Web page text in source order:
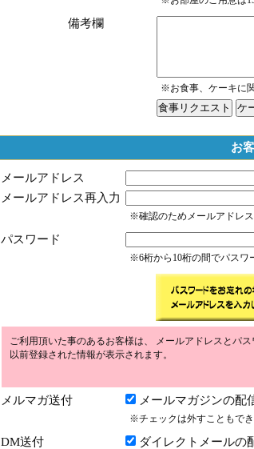
備考欄
※お食事、ケーキに
お
メールアドレス
メールアドレス再入力
※確認のためメールアドレス
パスワード
※6桁から10桁の間でパスワ
ご利用頂いた事のあるお客様は、 メールアドレスとパス
以前登録された情報が表示されます。
メルマガ送付 メールマガジンの配
※チェックは外すこともでき
DM送付 ダイレクトメールの